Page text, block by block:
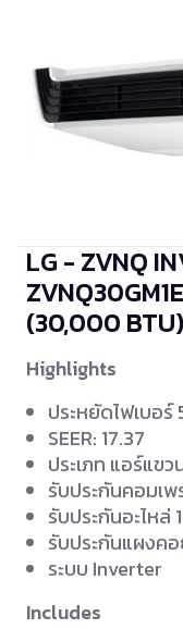
LG - ZVNQ
(30,000 BTU)
Highlights
ประหยัดไฟเบอร์
SEER: 17.37
ประเภท แอร์แขว
รับประกันคอมเพ
รับประกันอะไหล่
รับประกันแผงค
ระบบ Inverter
Includes